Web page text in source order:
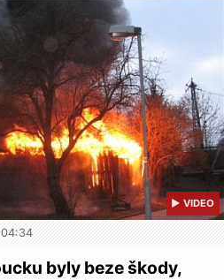
▶ VIDEO
byly beze škody,